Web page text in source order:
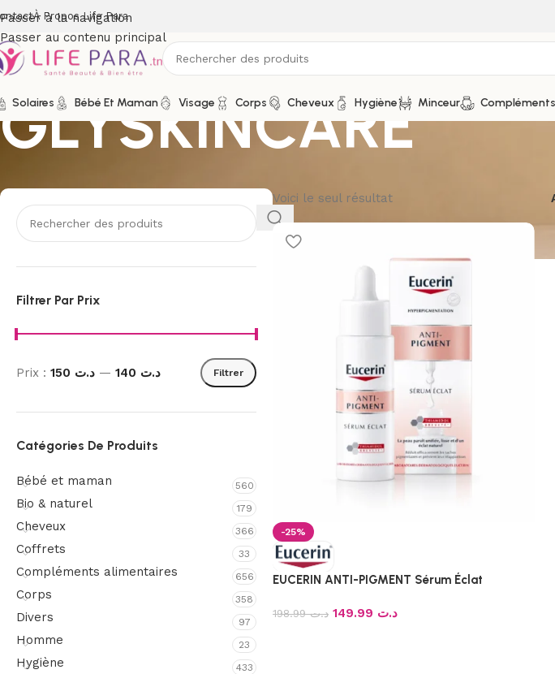
Passer à la navigation
Passer au contenu principal
À Propos Life Para
Solaires Bébé Et Maman Visage Corps Cheveux Hygiène Minceur Compléments
GLYSKINCARE
Filtrer Par Prix
Filtrer
Prix : د.ت 140 — د.ت 150
Catégories De Produits
Bébé et maman 560
Bio & naturel 179
Cheveux 366
Coffrets 33
Compléments alimentaires 656
Corps 358
Divers 97
Homme 23
Hygiène 433
Voici le seul résultat
-25%
EUCERIN ANTI-PIGMENT Sérum Éclat
د.ت198.99 د.ت